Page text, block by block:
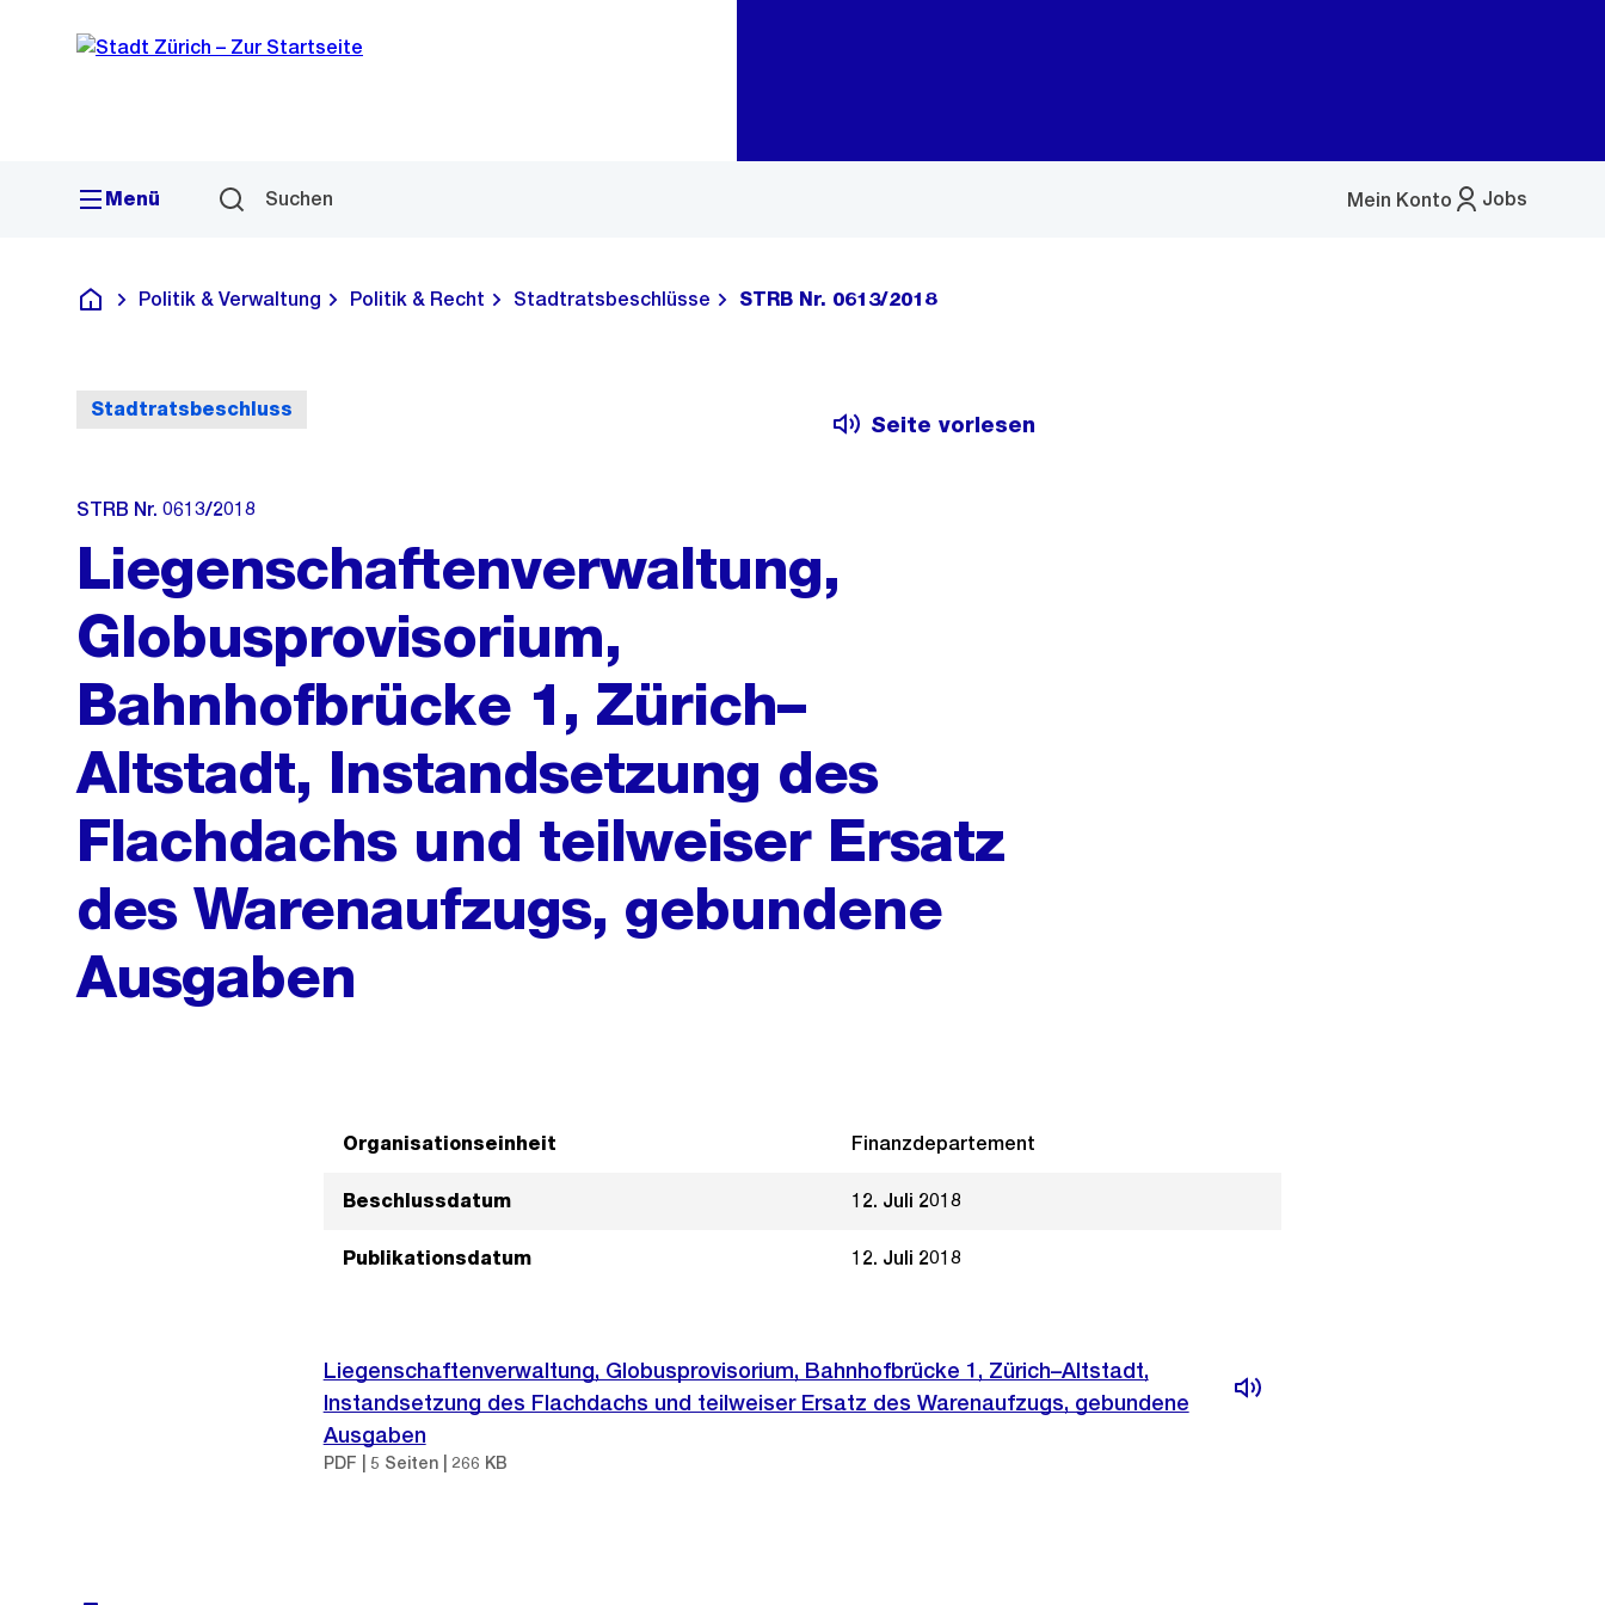
Navigation
Sprunglink
Menü Suchen Jobs
Mein Konto
Menü
Deutsch
Politik & Verwaltung Politik & Recht Stadtratsbeschlüsse STRB Nr. 0613/2018
Stadtratsbeschluss
Seite vorlesen
STRB Nr. 0613/2018
Liegenschaftenverwaltung,
Globusprovisorium,
Bahnhofbrücke 1, Zürich–
Altstadt, Instandsetzung des
Flachdachs und teilweiser Ersatz
des Warenaufzugs, gebundene
Ausgaben
Organisationseinheit Finanzdepartement
Beschlussdatum 12. Juli 2018
Publikationsdatum 12. Juli 2018
Liegenschaftenverwaltung, Globusprovisorium, Bahnhofbrücke 1, Zürich–Altstadt,
Instandsetzung des Flachdachs und teilweiser Ersatz des Warenaufzugs, gebundene
Ausgaben
PDF | 5 Seiten | 266 KB